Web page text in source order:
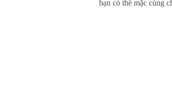
bạn có thể mặc cùng